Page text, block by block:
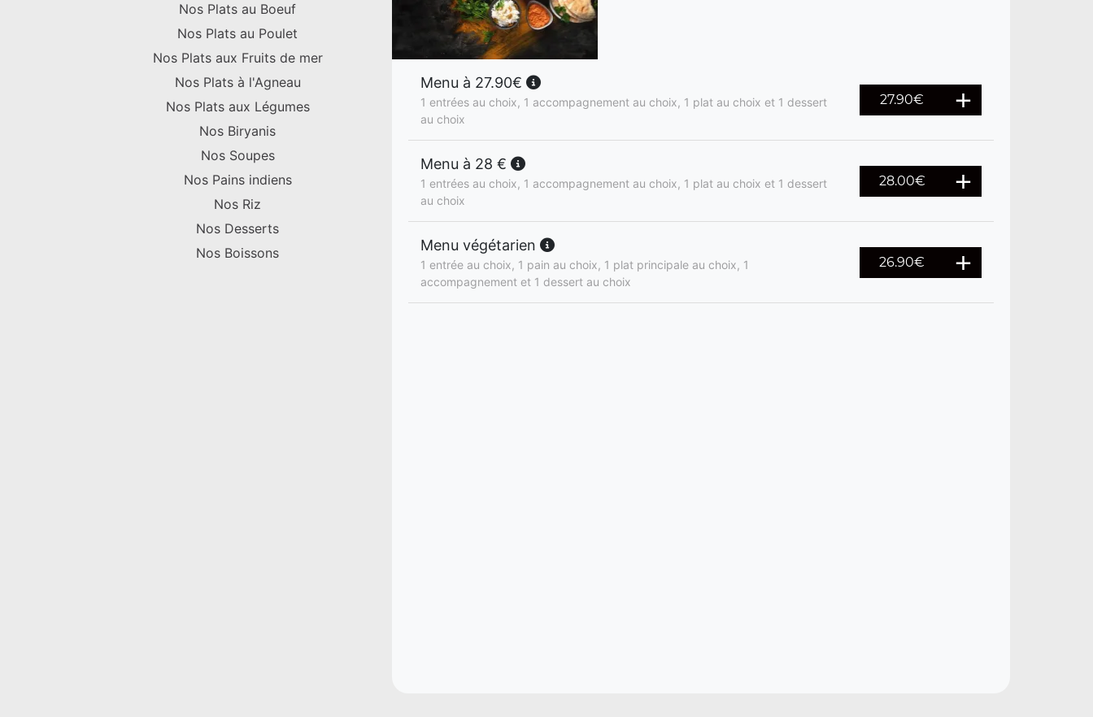
Nos Plats au Boeuf
Nos Plats au Poulet
Nos Plats aux Fruits de mer
Nos Plats à l'Agneau
Nos Plats aux Légumes
Nos Biryanis
Nos Soupes
Nos Pains indiens
Nos Riz
Nos Desserts
Nos Boissons
Menu à 27.90€
1 entrées au choix, 1 accompagnement au choix, 1 plat au choix et 1 dessert
au choix
27.90€
Menu à 28 €
1 entrées au choix, 1 accompagnement au choix, 1 plat au choix et 1 dessert
au choix
28.00€
Menu végétarien
1 entrée au choix, 1 pain au choix, 1 plat principale au choix, 1
accompagnement et 1 dessert au choix
26.90€